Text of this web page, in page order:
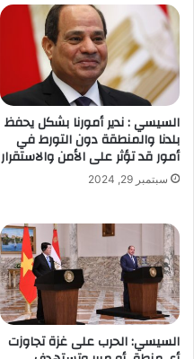
السيسي : ندير أمورنا بشكل يحفظ
بلدنا والمنطقة دون التورط في
أمور قد تؤثر على الأمن والاستقرار
سبتمبر 29, 2024
السيسي: الحرب على غزة تجاوزت